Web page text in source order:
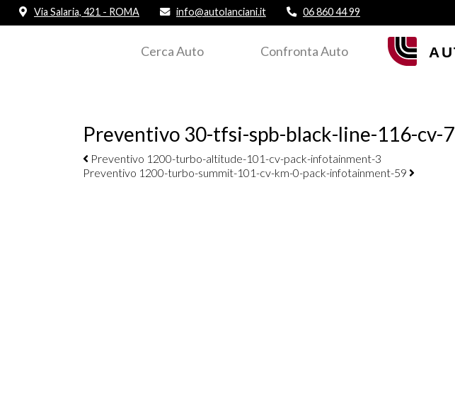
Via Salaria, 421 - ROMA info@autolanciani.it 06 860 44 99
Cerca Auto Confronta Auto
Preventivo 30-tfsi-spb-black-line-116-cv-7
Navigazione elementi
Preventivo 1200-turbo-altitude-101-cv-pack-infotainment-3
Preventivo 1200-turbo-summit-101-cv-km-0-pack-infotainment-59